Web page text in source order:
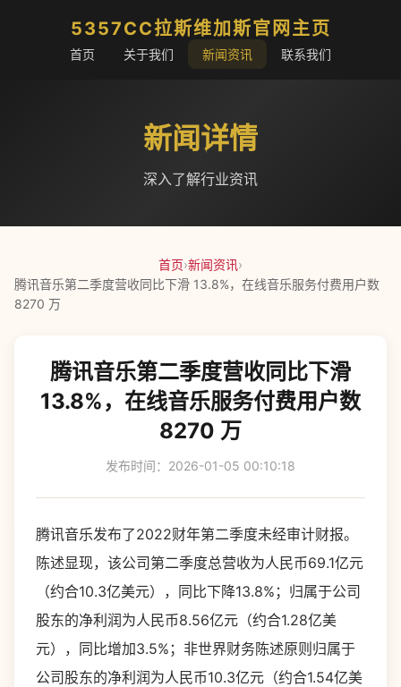
5357CC拉斯维加斯官网主页
首页 关于我们 新闻资讯 联系我们
新闻详情
深入了解行业资讯
首页›新闻资讯›
腾讯音乐第二季度营收同比下滑 13.8%，在线音乐服务付费用户数
8270 万
腾讯音乐第二季度营收同比下滑
13.8%，在线音乐服务付费用户数
8270 万
发布时间：2026-01-05 00:10:18
腾讯音乐发布了2022财年第二季度未经审计财报。
陈述显现，该公司第二季度总营收为人民币69.1亿元
（约合10.3亿美元），同比下降13.8%；归属于公司
股东的净利润为人民币8.56亿元（约合1.28亿美
元），同比增加3.5%；非世界财务陈述原则归属于
公司股东的净利润为人民币10.3亿元（约合1.54亿美